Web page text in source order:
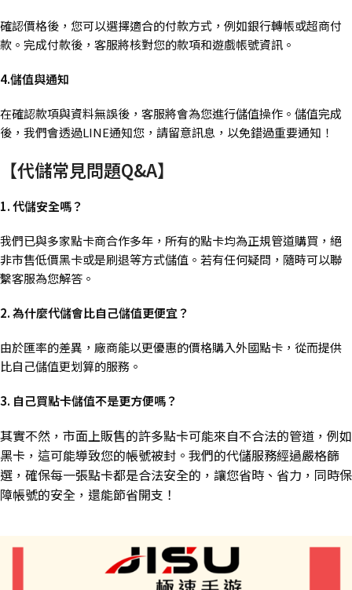
確認價格後，您可以選擇適合的付款方式，例如銀行轉帳或超商付
款。完成付款後，客服將核對您的款項和遊戲帳號資訊。
4.儲值與通知
在確認款項與資料無誤後，客服將會為您進行儲值操作。儲值完成
後，我們會透過LINE通知您，請留意訊息，以免錯過重要通知！
【代儲常見問題Q&A】
1. 代儲安全嗎？
我們已與多家點卡商合作多年，所有的點卡均為正規管道購買，絕
非市售低價黑卡或是刷退等方式儲值。若有任何疑問，隨時可以聯
繫客服為您解答。
2. 為什麼代儲會比自己儲值更便宜？
由於匯率的差異，廠商能以更優惠的價格購入外國點卡，從而提供
比自己儲值更划算的服務。
3. 自己買點卡儲值不是更方便嗎？
其實不然，市面上販售的許多點卡可能來自不合法的管道，例如
黑卡，這可能導致您的帳號被封。我們的代儲服務經過嚴格篩
選，確保每一張點卡都是合法安全的，讓您省時、省力，同時保
障帳號的安全，還能節省開支！